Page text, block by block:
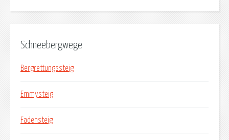
Schneebergwege
Bergrettungssteig
Emmysteig
Fadensteig